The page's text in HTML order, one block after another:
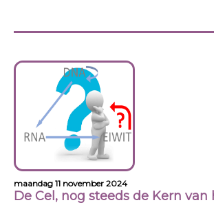
maandag 11 november 2024
De Cel, nog steeds de Kern van